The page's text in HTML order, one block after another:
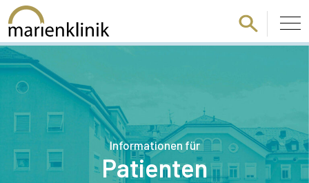
Zum Hauptinhalt springen
Informationen für
Patienten